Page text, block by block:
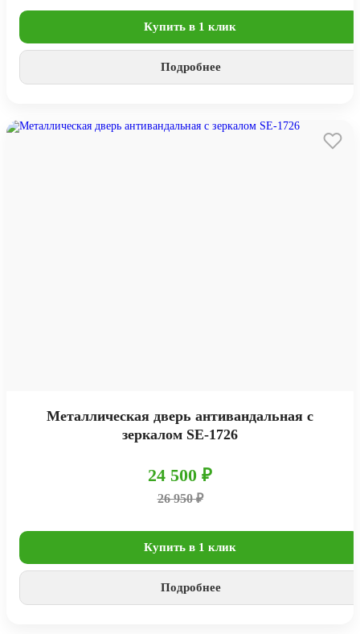
Купить в 1 клик
Подробнее
Металлическая дверь антивандальная с
зеркалом SE-1726
24 500 ₽
26 950 ₽
Купить в 1 клик
Подробнее